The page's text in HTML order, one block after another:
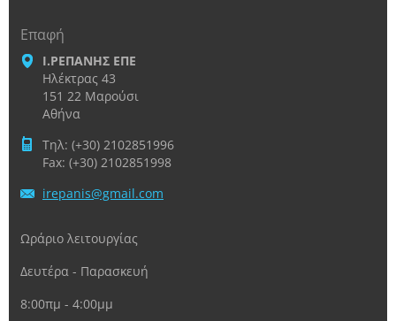
Επαφή
Ι.ΡΕΠΑΝΗΣ ΕΠΕ
Ηλέκτρας 43
151 22 Μαρούσι
Αθήνα
Τηλ: (+30) 2102851996
Fax: (+30) 2102851998
irepanis@gmail.com
Ωράριο λειτουργίας
Δευτέρα - Παρασκευή
8:00πμ - 4:00μμ